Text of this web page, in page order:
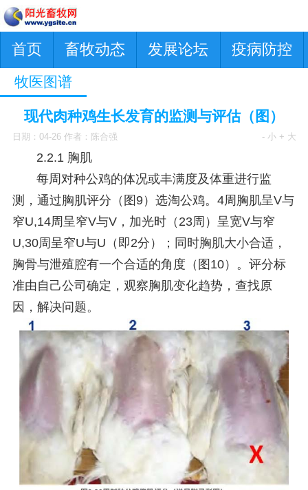
首页 畜牧动态 发展论坛 疫病防控
牧医图谱
现代肉种鸡生长发育的监测与评估（图）
日期：04-26 作者：陈合强 - 小 + 大
2.2.1 胸肌
每周对种公鸡的体况或丰满度及体重进行监
测，通过胸肌评分（图9）选淘公鸡。4周胸肌呈V与
窄U,14周呈窄V与V，加光时（23周）呈宽V与窄
U,30周呈窄U与U（即2分）；同时胸肌大小合适，
胸骨与泄殖腔有一个合适的角度（图10）。评分标
准由自己公司确定，观察胸肌变化趋势，查找原
因，解决问题。